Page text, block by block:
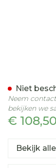
€ 108,50
Niet
Neem
bekijken we
Bekijk